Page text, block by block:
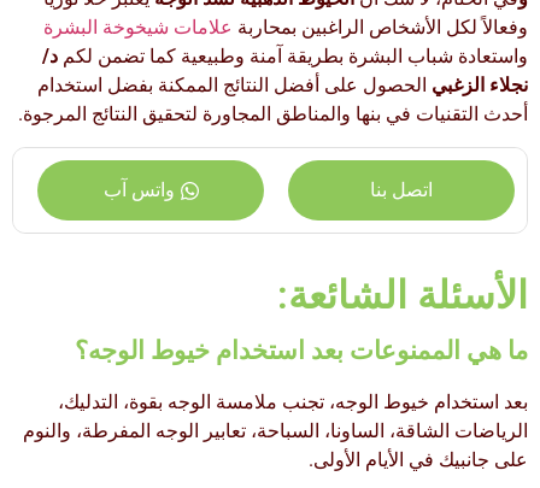
وفعالاً لكل الأشخاص الراغبين بمحاربة علامات شيخوخة البشرة
واستعادة شباب البشرة بطريقة آمنة وطبيعية كما تضمن لكم د/
نجلاء الزغبي الحصول على أفضل النتائج الممكنة بفضل استخدام
أحدث التقنيات في بنها والمناطق المجاورة لتحقيق النتائج المرجوة.
اتصل بنا واتس آب
الأسئلة الشائعة:
ما هي الممنوعات بعد استخدام خيوط الوجه؟
بعد استخدام خيوط الوجه، تجنب ملامسة الوجه بقوة، التدليك،
الرياضات الشاقة، الساونا، السباحة، تعابير الوجه المفرطة، والنوم
على جانبيك في الأيام الأولى.